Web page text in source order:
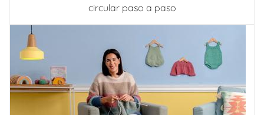
circular paso a paso